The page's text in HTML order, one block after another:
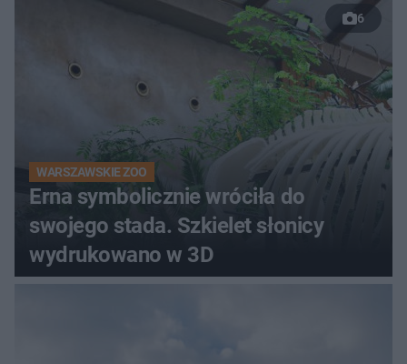
6
WARSZAWSKIE ZOO
Erna symbolicznie wróciła do
swojego stada. Szkielet słonicy
wydrukowano w 3D